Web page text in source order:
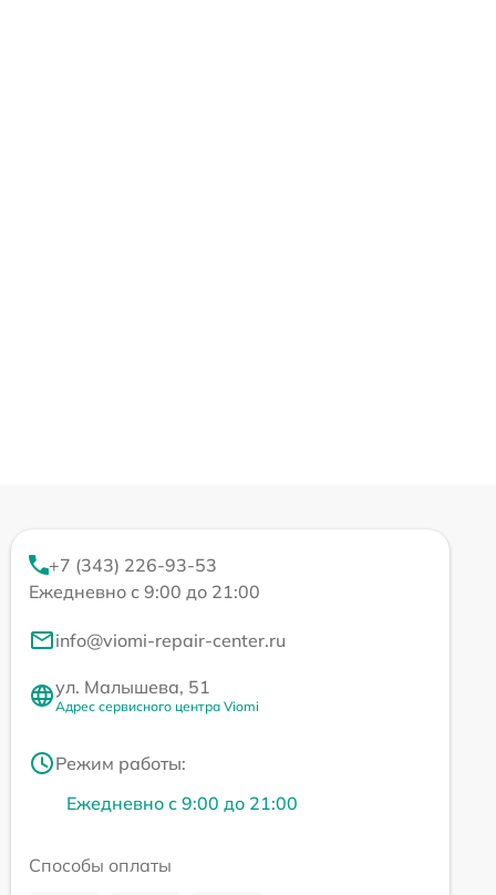
+7 (343) 226-93-53
Ежедневно с 9:00 до 21:00
info@viomi-repair-center.ru
ул. Малышева, 51
Адрес сервисного центра Viomi
Режим работы:
Ежедневно с 9:00 до 21:00
Способы оплаты